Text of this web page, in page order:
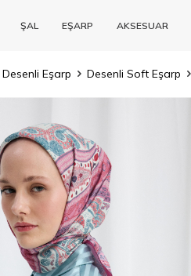
ŞAL EŞARP AKSESUAR
Desenli Eşarp Desenli Soft Eşarp